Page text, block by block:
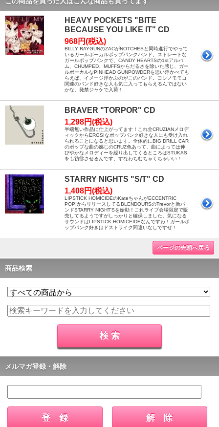
HEAVY POCKETS "BITE
BECAUSE YOU LIKE IT" CD
968円(税込)
BILLY RAYGUNのZACがNOTCHESと同時進行でやって
いるガールボーカルポップパンクバンド。ストレートな
ガールポップパンクで、CANDY HEARTSの1stアルバ
ム、CHUMPED、MUFFSからだるさを除いた感じ、ガー
ルボーカルなPINHEAD GUNPOWDERを思い浮かべても
らえば、イメージ浮かぶのがこのバンド。ヨシノモモコ
関連のバンド好きな人も気に入ってもらえるんではない
かな。発禁ジャケで入荷！
BRAVER "TORPOR" CD
1,298円(税込)
半端無い作品に仕上がってます！これ全CRUZIANメロデ
ィックからERGS!なポップパンク好きな人にも受け入れ
られることになると思います。全体的にBIG DRILL CAR
のポップな曲の感じのCRUZ色あって、曲によっては伸
びやかなメロディーを繰り出してくるところはSTUKAS
をも彷彿させるんです。すなわちむちゃくちゃいい！
STARRY NIGHTS "S/T" CD
1,408円(税込)
LIPSTICK HOMICIDEのKateちゃんがECCENTRIC
POP!からリリースしてるBLENDOURSのTrevorと新バ
ンドSTARRY NIGHT'Sを始動！これライブ会場限定で販
売してるようですがしっかりと確保しました。気になる
サウンドはLIPSTICK HOMICEIDEなんですわ！ガールポ
ップパンク好きはドストライク間違いなしですぜ！
ページの先頭へ戻る
商品検索
メルマガ登録・解除